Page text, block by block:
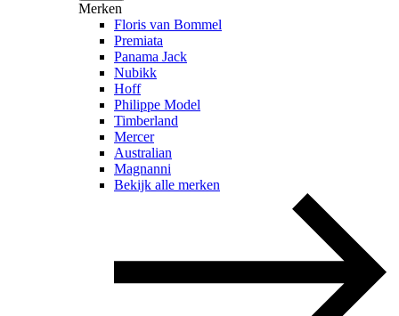
Merken
Floris van Bommel
Premiata
Panama Jack
Nubikk
Hoff
Philippe Model
Timberland
Mercer
Australian
Magnanni
Bekijk alle merken